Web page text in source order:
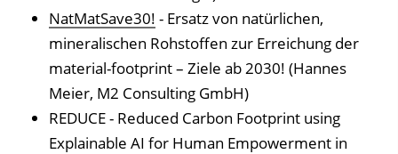
NatMatSave30! - Ersatz von natürlichen,
mineralischen Rohstoffen zur Erreichung der
material-footprint – Ziele ab 2030! (Hannes
Meier, M2 Consulting GmbH)
REDUCE - Reduced Carbon Footprint using
Explainable AI for Human Empowerment in